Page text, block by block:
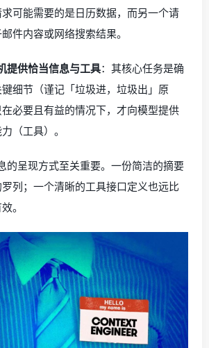
可能需要的是日历数据，而另一个请
件内容或网络搜索结果。
提供恰当信息与工具：其核心任务是确
细节（谨记「垃圾进，垃圾出」原
必要且有益的情况下，才向模型提供
（工具）。
的呈现方式至关重要。一份简洁的摘要
列；一个清晰的工具接口定义也远比
。